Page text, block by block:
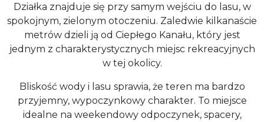
Działka znajduje się przy samym wejściu do lasu, w
spokojnym, zielonym otoczeniu. Zaledwie kilkanaście
metrów dzieli ją od Ciepłego Kanału, który jest
jednym z charakterystycznych miejsc rekreacyjnych
w tej okolicy.
Bliskość wody i lasu sprawia, że teren ma bardzo
przyjemny, wypoczynkowy charakter. To miejsce
idealne na weekendowy odpoczynek, spacery,